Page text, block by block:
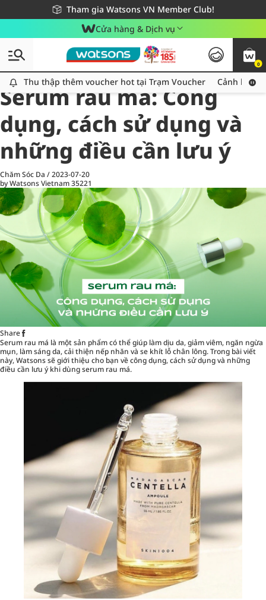
Tham gia Watsons VN Member Club!
Miễn phí giao hàng cho đơn hàng từ 249,000Đ
Giao hàng nhanh 24h - Áp dụng khu vực TP. Hồ Chí Minh
Cửa hàng & Dịch vụ
0
Thu thập thêm voucher hot tại Trạm Voucher
Thu thập thêm voucher hot tại Trạm Voucher Cảnh báo
All
Chăm Sóc Cá Nhân
Serum rau má: Công
dụng, cách sử dụng và
những điều cần lưu ý
Chăm Sóc Da /2023-07-20
by Watsons Vietnam35221
Share
Serum rau má là một sản phẩm có thể giúp làm dịu da, giảm viêm, ngăn ngừa
mụn, làm sáng da, cải thiện nếp nhăn và se khít lỗ chân lông. Trong bài viết
này, Watsons sẽ giới thiệu cho bạn về công dụng, cách sử dụng và những
điều cần lưu ý khi dùng serum rau má.